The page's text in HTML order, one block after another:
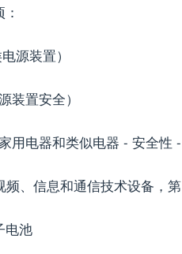
源装置）
装置安全）
用电器和类似电器 - 安全性
频、信息和通信技术设备，
电池